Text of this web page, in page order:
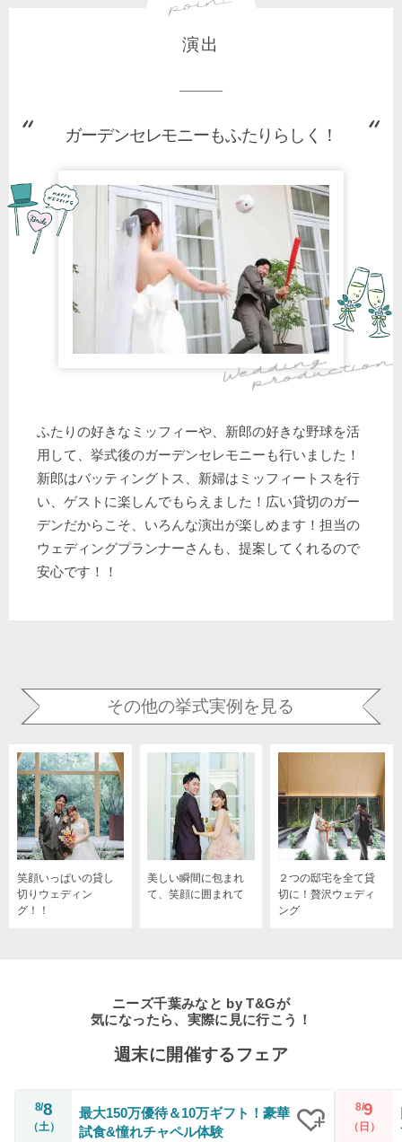
演出
ガーデンセレモニーもふたりらしく！
ふたりの好きなミッフィーや、新郎の好きな野球を活
用して、挙式後のガーデンセレモニーも行いました！
新郎はバッティングトス、新婦はミッフィートスを行
い、ゲストに楽しんでもらえました！広い貸切のガー
デンだからこそ、いろんな演出が楽しめます！担当の
ウェディングプランナーさんも、提案してくれるので
安心です！！
その他の挙式実例を見る
笑顔いっぱいの貸し
切りウェディン
グ！！
美しい瞬間に包まれ
て、笑顔に囲まれて
２つの邸宅を全て貸
切に！贅沢ウェディ
ング
ニーズ千葉みなと by T&Gが
気になったら、実際に見に行こう！
週末に開催するフェア
8/8
（土）
最大150万優待＆10万ギフト！豪華
試食&憧れチャペル体験
8/9
（日）